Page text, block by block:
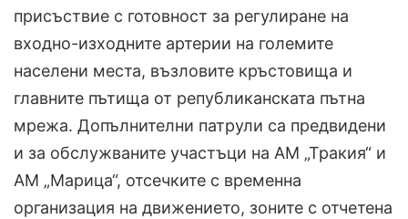
присъствие с готовност за регулиране на
входно-изходните артерии на големите
населени места, възловите кръстовища и
главните пътища от републиканската пътна
мрежа. Допълнителни патрули са предвидени
и за обслужваните участъци на АМ „Тракия“ и
АМ „Марица“, отсечките с временна
организация на движението, зоните с отчетена